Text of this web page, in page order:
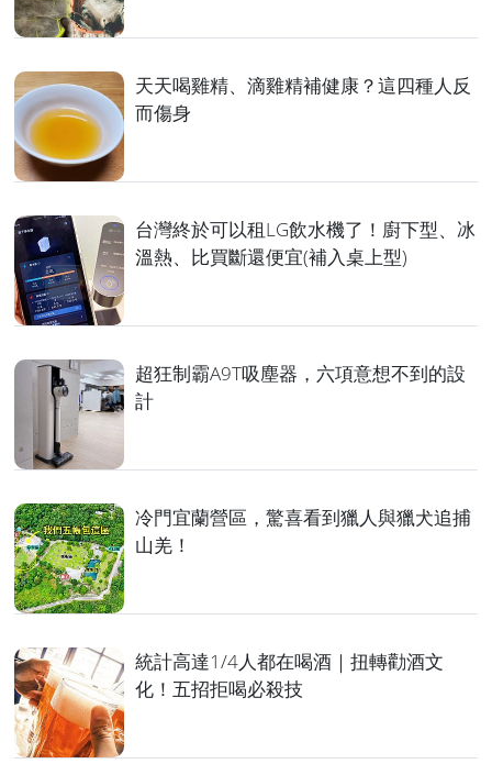
天天喝雞精、滴雞精補健康？這四種人反
而傷身
台灣終於可以租LG飲水機了！廚下型、冰
溫熱、比買斷還便宜(補入桌上型)
超狂制霸A9T吸塵器，六項意想不到的設
計
冷門宜蘭營區，驚喜看到獵人與獵犬追捕
山羌！
統計高達1/4人都在喝酒｜扭轉勸酒文
化！五招拒喝必殺技